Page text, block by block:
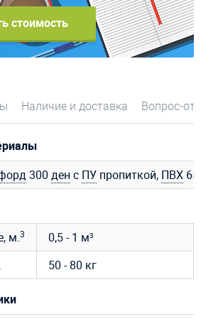
стоимость
Наличие и доставка Вопрос-
300 ден с ПУ пропиткой, ПВХ
м.3
0,5 - 1 м³
50 - 80 кг